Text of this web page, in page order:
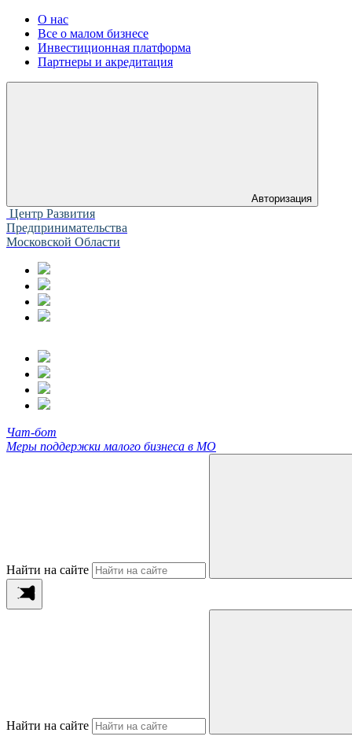
О нас
Все о малом бизнесе
Инвестиционная платформа
Партнеры и акредитация
Авторизация
Центр Развития
Предпринимательства
Московской Области
Чат-бот
Меры поддержки малого бизнеса в МО
Найти на сайте
Найти на сайте